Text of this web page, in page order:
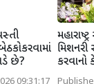
છે?
09:31:17